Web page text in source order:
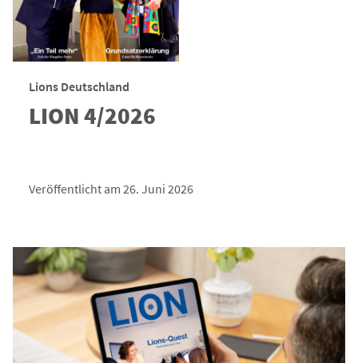
Lions Deutschland
LION 4/2026
Veröffentlicht am 26. Juni 2026